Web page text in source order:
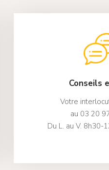
Conseils
Votre
au 03 20
Du L. au V. 8h30-